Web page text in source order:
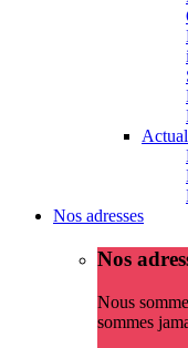
Nos adresses
Nos
Nous
sommes